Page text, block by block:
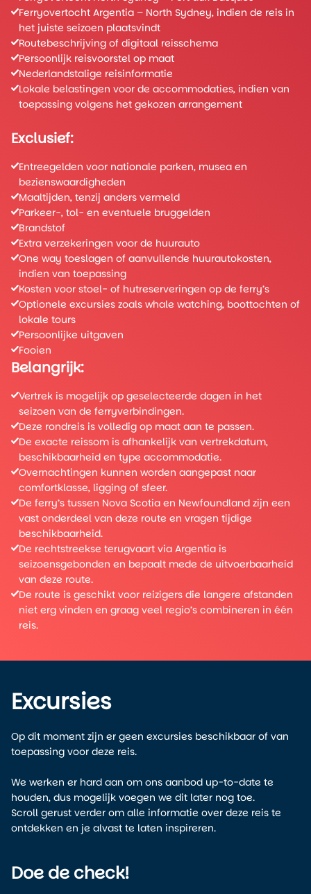
Atlantic Canada zo’n eigen karakter heeft. Morgen heb
je alle tijd om verder de stad en omgeving in te trekken.
Ferryovertocht Argentia – North Sydney, indien de reis in
het juiste seizoen plaatsvindt
Routebeschrijving of digitaal reisschema
Persoonlijk reisvoorstel op maat
Nederlandstalige reisinformatie
Lokale belastingen voor de accommodaties, indien van
toepassing volgens het gekozen arrangement
Exclusief:
Entreegelden voor nationale parken, musea en
bezienswaardigheden
Maaltijden, tenzij anders vermeld
Parkeer-, tol- en eventuele bruggelden
Brandstof
Extra verzekeringen voor de huurauto
One way toeslagen of aanvullende huurautokosten,
indien van toepassing
Kosten voor stoel- of hutreserveringen op de ferry’s
Optionele excursies zoals whale watching, boottochten of
lokale tours
Persoonlijke uitgaven
Fooien
Belangrijk:
Vertrek is mogelijk op geselecteerde dagen in het
seizoen van de ferryverbindingen.
Deze rondreis is volledig op maat aan te passen.
De exacte reissom is afhankelijk van vertrekdatum,
beschikbaarheid en type accommodatie.
Overnachtingen kunnen worden aangepast naar
comfortklasse, ligging of sfeer.
De ferry’s tussen Nova Scotia en Newfoundland zijn een
vast onderdeel van deze route en vragen tijdige
beschikbaarheid.
De rechtstreekse terugvaart via Argentia is
seizoensgebonden en bepaalt mede de uitvoerbaarheid
van deze route.
De route is geschikt voor reizigers die langere afstanden
niet erg vinden en graag veel regio’s combineren in één
reis.
Excursies
Op dit moment zijn er geen excursies beschikbaar of van
toepassing voor deze reis.
We werken er hard aan om ons aanbod up-to-date te
houden, dus mogelijk voegen we dit later nog toe.
Scroll gerust verder om alle informatie over deze reis te
ontdekken en je alvast te laten inspireren.
Doe de check!